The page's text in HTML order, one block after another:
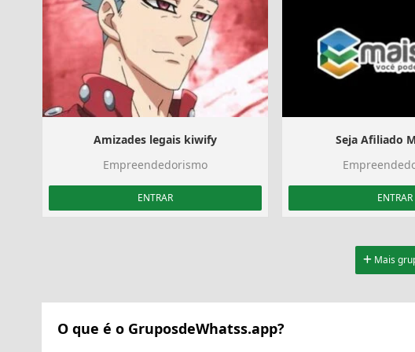
Amizades legais kiwify
Empreendedorismo
ENTRAR
Seja Afiliado
ENTRAR
Mais
O que é o GruposdeWhatss.app?